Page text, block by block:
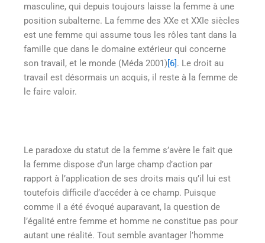
masculine, qui depuis toujours laisse la femme à une
position subalterne. La femme des XXe et XXIe siècles
est une femme qui assume tous les rôles tant dans la
famille que dans le domaine extérieur qui concerne
son travail, et le monde (Méda 2001)[6]. Le droit au
travail est désormais un acquis, il reste à la femme de
le faire valoir.
Le paradoxe du statut de la femme s’avère le fait que
la femme dispose d’un large champ d’action par
rapport à l’application de ses droits mais qu’il lui est
toutefois difficile d’accéder à ce champ. Puisque
comme il a été évoqué auparavant, la question de
l’égalité entre femme et homme ne constitue pas pour
autant une réalité. Tout semble avantager l’homme